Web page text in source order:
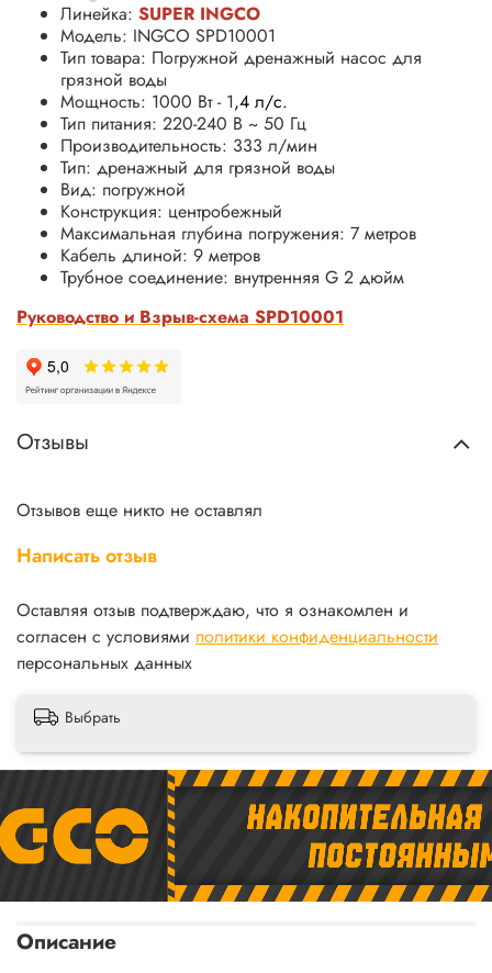
Линейка: SUPER INGCO
Модель: INGCO SPD10001
Тип товара: Погружной дренажный насос для
грязной воды
Мощность: 1000 Вт- 1,4 л/с.
Тип питания: 220-240 В ~ 50 Гц
Производительность: 333 л/мин
Тип: дренажный для грязной воды
Вид: погружной
Конструкция: центробежный
Максимальная глубина погружения: 7 метров
Кабель длиной: 9 метров
Трубное соединение: внутренняя G 2 дюйм
Руководство и Взрыв-схема SPD10001
Отзывы
Отзывов еще никто не оставлял
Написать отзыв
Оставляя отзыв подтверждаю, что я ознакомлен и
согласен с условиями политики конфиденциальности
персональных данных
Выбрать
Описание